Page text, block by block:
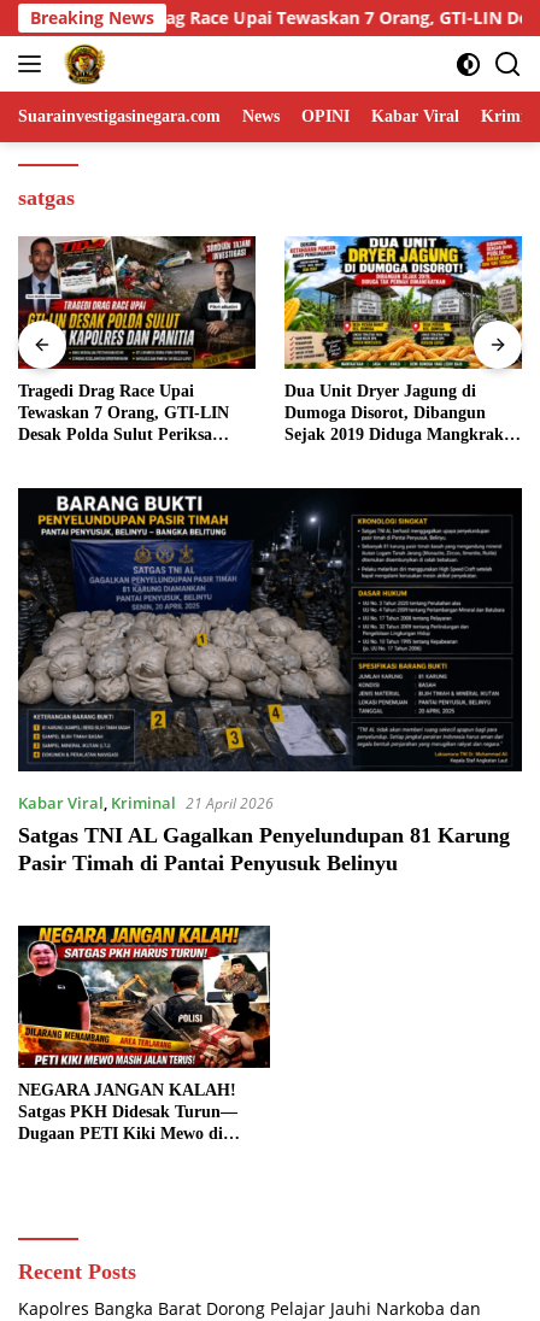
Skip
to
content
Breaking News
Orang, GTI-LIN Desak Polda Sulut Periksa Kapolres dan Panitia
Suarainvestigasinegara.com News OPINI Kabar Viral
satgas
Tragedi Drag Race Upai
Tewaskan 7 Orang, GTI-LIN
Desak Polda Sulut Periksa
Dua Unit Dryer Jagung di
Dumoga Disorot, Dibangun
Sejak 2019 Diduga Mangkrak
Kabar Viral, Kriminal 21 April 2026
Satgas TNI AL Gagalkan Penyelundupan 81 Karung
Pasir Timah di Pantai Penyusuk Belinyu
NEGARA JANGAN KALAH!
Satgas PKH Didesak Turun—
Dugaan PETI Kiki Mewo di
Recent Posts
Kapolres Bangka Barat Dorong Pelajar Jauhi Narkoba dan